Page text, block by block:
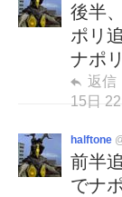
後半
ポリ
ナポ
返信
15日
halftone
前半
でナ